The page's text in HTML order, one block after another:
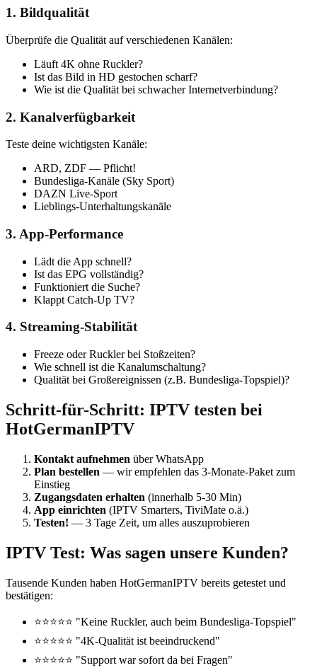
1. Bildqualität
Überprüfe die Qualität auf verschiedenen Kanälen:
Läuft 4K ohne Ruckler?
Ist das Bild in HD gestochen scharf?
Wie ist die Qualität bei schwacher Internetverbindung?
2. Kanalverfügbarkeit
Teste deine wichtigsten Kanäle:
ARD, ZDF — Pflicht!
Bundesliga-Kanäle (Sky Sport)
DAZN Live-Sport
Lieblings-Unterhaltungskanäle
3. App-Performance
Lädt die App schnell?
Ist das EPG vollständig?
Funktioniert die Suche?
Klappt Catch-Up TV?
4. Streaming-Stabilität
Freeze oder Ruckler bei Stoßzeiten?
Wie schnell ist die Kanalumschaltung?
Qualität bei Großereignissen (z.B. Bundesliga-Topspiel)?
Schritt-für-Schritt: IPTV testen bei
HotGermanIPTV
Kontakt aufnehmen über WhatsApp
Plan bestellen — wir empfehlen das 3-Monate-Paket zum
Einstieg
Zugangsdaten erhalten (innerhalb 5-30 Min)
App einrichten (IPTV Smarters, TiviMate o.ä.)
Testen! — 3 Tage Zeit, um alles auszuprobieren
IPTV Test: Was sagen unsere Kunden?
Tausende Kunden haben HotGermanIPTV bereits getestet und
bestätigen:
⭐⭐⭐⭐⭐ "Keine Ruckler, auch beim Bundesliga-Topspiel"
⭐⭐⭐⭐⭐ "4K-Qualität ist beeindruckend"
⭐⭐⭐⭐⭐ "Support war sofort da bei Fragen"